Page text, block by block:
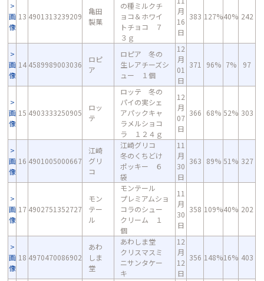
画
像
13 4901313239209
亀田
製菓
の種ミルクチ
ョコ＆ホワイ
トチョコ ７
３ｇ
月
16
日
383 127%40% 242
画
像
14 4589989003036
ロピ
ア
ロピア 冬の
生レアチーズシ
ュー １個
12
月
01
日
371 96% 7% 97
画
像
15 4903333250905
ロッ
テ
ロッテ 冬の
パイの実シェ
アパックキャ
ラメルショコ
ラ １２４ｇ
12
月
07
日
366 68% 52% 303
画
像
16 4901005000667
江崎
グリ
コ
江崎グリコ
冬のくちどけ
ポッキー ６
袋
11
月
30
日
363 89% 51% 327
画
像
17 4902751352727
モン
テー
ル
モンテール
プレミアムショ
コラのシュー
クリーム １
個
11
月
30
日
358 109%40% 202
画
像
18 4970470086902
あわ
しま
堂
あわしま堂
クリスマスミ
ニサンタケー
キ
12
月
12
日
356 148%16% 403